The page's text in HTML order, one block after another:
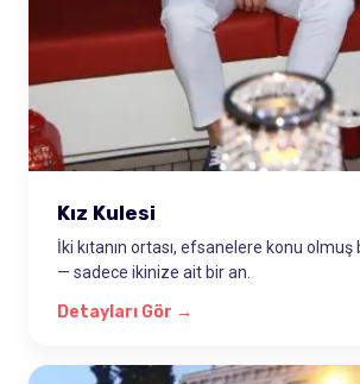
Kız Kulesi
İki kıtanın ortası, efsanelere konu
— sadece ikinize ait bir an.
Detayları Gör →